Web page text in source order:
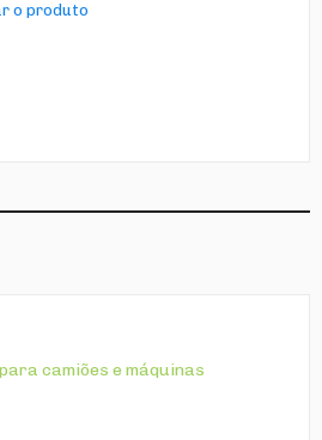
o produto